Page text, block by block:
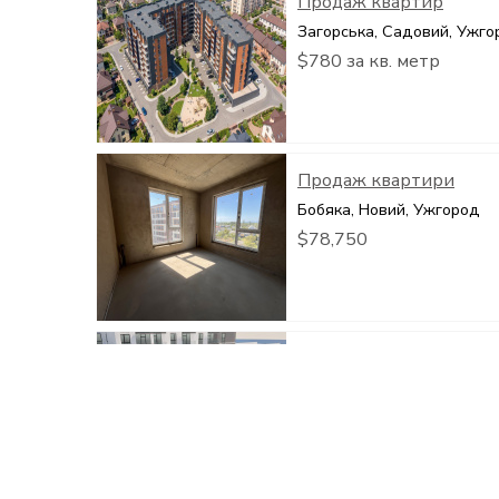
Загорська, Садовий,
$780 за кв. метр
Продаж квартири
Бобяка, Новий, Ужгород
$78,750